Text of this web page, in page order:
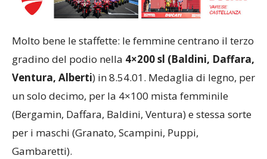
Molto bene le staffette: le femmine centrano il terzo
gradino del podio nella 4×200 sl (Baldini, Daffara,
Ventura, Alberti) in 8.54.01. Medaglia di legno, per
un solo decimo, per la 4×100 mista femminile
(Bergamin, Daffara, Baldini, Ventura) e stessa sorte
per i maschi (Granato, Scampini, Puppi,
Gambaretti).